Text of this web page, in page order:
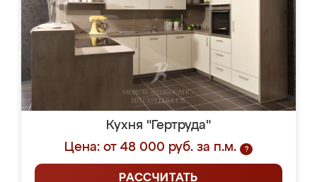
Кухня "Гертруда"
Цена: от 48 000 руб. за п.м.
?
РАССЧИТАТЬ